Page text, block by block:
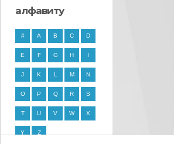
алфавиту
# A B C D
E F G H I
J K L M N
O P Q R S
T U V W X
Y Z